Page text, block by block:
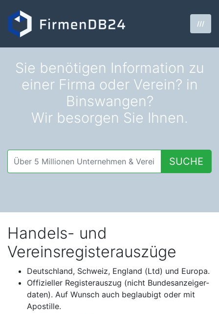
///
Sie benötigen Information zu
einer Firma oder Verein? in
Binswangen?
Wir besorgen Sie Ihnen.
SUCHE
Handels- und
Vereinsregisterauszüge
Deutschland, Schweiz, England (Ltd) und Europa.
Offizieller Registerauszug (nicht Bundesanzeiger-
daten). Auf Wunsch auch beglaubigt oder mit
Apostille.